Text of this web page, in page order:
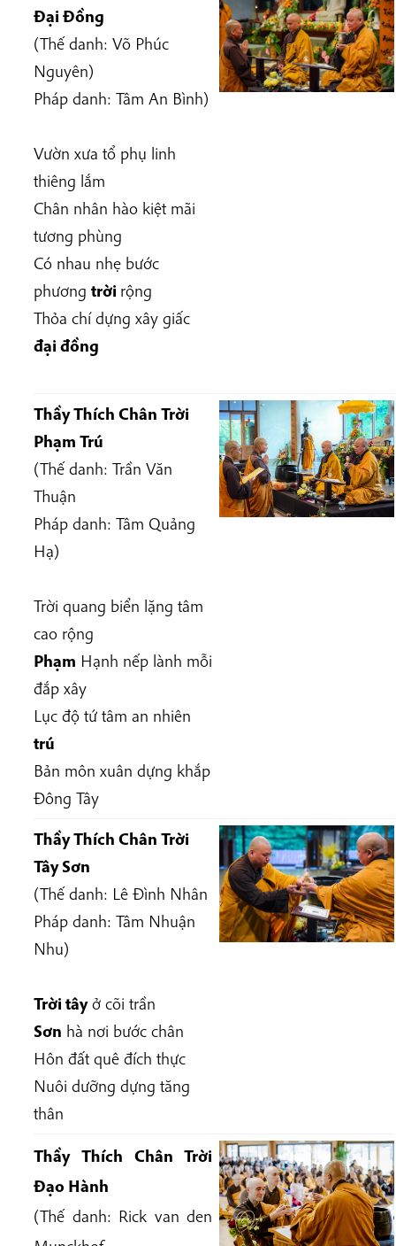
Đại Đồng
(Thế danh: Võ Phúc
Nguyên)
Pháp danh: Tâm An Bình)
Vườn xưa tổ phụ linh
thiêng lắm
Chân nhân hào kiệt mãi
tương phùng
Có nhau nhẹ bước
phương trời rộng
Thỏa chí dựng xây giấc
đại đồng
Thầy Thích Chân Trời
Phạm Trú
(Thế danh: Trần Văn
Thuận
Pháp danh: Tâm Quảng
Hạ)
Trời quang biển lặng tâm
cao rộng
Phạm Hạnh nếp lành mỗi
đắp xây
Lục độ tứ tâm an nhiên
trú
Bản môn xuân dựng khắp
Đông Tây
Thầy Thích Chân Trời
Tây Sơn
(Thế danh: Lê Đình Nhân
Pháp danh: Tâm Nhuận
Nhu)
Trời tâyở cõi trần
Sơn hà nơi bước chân
Hôn đất quê đích thực
Nuôi dưỡng dựng tăng
thân
Thầy Thích Chân Trời
Đạo Hành
(Thế danh: Rick van den